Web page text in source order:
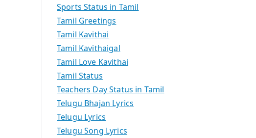
Sports Status in Tamil
Tamil Greetings
Tamil Kavithai
Tamil Kavithaigal
Tamil Love Kavithai
Tamil Status
Teachers Day Status in Tamil
Telugu Bhajan Lyrics
Telugu Lyrics
Telugu Song Lyrics